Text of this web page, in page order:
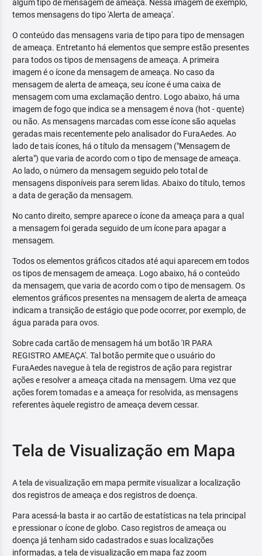
algum tipo de mensagem de ameaça. Nessa imagem de exemplo,
temos mensagens do tipo 'Alerta de ameaça'.
O conteúdo das mensagens varia de tipo para tipo de mensagen
de ameaça. Entretanto há elementos que sempre estão presentes
para todos os tipos de mensagens de ameaça. A primeira
imagem é o ícone da mensagem de ameaça. No caso da
mensagem de alerta de ameaça, seu ícone é uma caixa de
mensagem com uma exclamação dentro. Logo abaixo, há uma
imagem de fogo que indica se a mensagem é nova (hot - quente)
ou não. As mensagens marcadas com esse ícone são aquelas
geradas mais recentemente pelo analisador do FuraAedes. Ao
lado de tais ícones, há o título da mensagem ("Mensagem de
alerta") que varia de acordo com o tipo de mensage de ameaça.
Ao lado, o número da mensagem seguido pelo total de
mensagens disponíveis para serem lidas. Abaixo do título, temos
a data de geração da mensagem.
No canto direito, sempre aparece o ícone da ameaça para a qual
a mensagem foi gerada seguido de um ícone para apagar a
mensagem.
Todos os elementos gráficos citados até aqui aparecem em todos
os tipos de mensagem de ameaça. Logo abaixo, há o conteúdo
da mensagem, que varia de acordo com o tipo de mensagem. Os
elementos gráficos presentes na mensagem de alerta de ameaça
indicam a transição de estágio que pode ocorrer, por exemplo, de
água parada para ovos.
Sobre cada cartão de mensagem há um botão 'IR PARA
REGISTRO AMEAÇA'. Tal botão permite que o usuário do
FuraAedes navegue à tela de registros de ação para registrar
ações e resolver a ameaça citada na mensagem. Uma vez que
ações forem tomadas e a ameaça for resolvida, as mensagens
referentes àquele registro de ameaça devem cessar.
Tela de Visualização em Mapa
A tela de visualização em mapa permite visualizar a localização
dos registros de ameaça e dos registros de doença.
Para acessá-la basta ir ao cartão de estatísticas na tela principal
e pressionar o ícone de globo. Caso registros de ameaça ou
doença já tenham sido cadastrados e suas localizações
informadas, a tela de visualização em mapa faz zoom